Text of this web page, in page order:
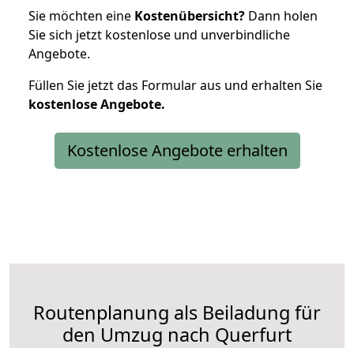
Sie möchten eine Kostenübersicht? Dann holen
Sie sich jetzt kostenlose und unverbindliche
Angebote.
Füllen Sie jetzt das Formular aus und erhalten Sie
kostenloseAngebote.
Kostenlose Angebote erhalten
Routenplanung als Beiladung für
den Umzug nach Querfurt